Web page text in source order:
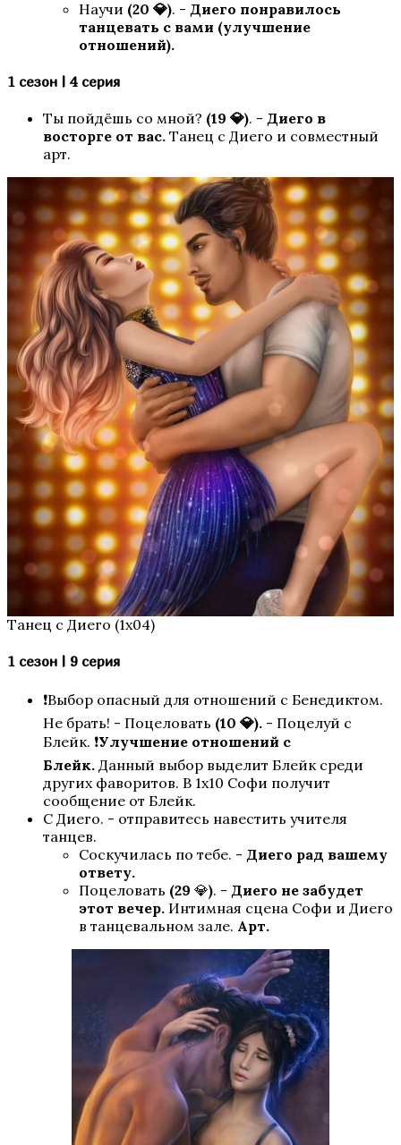
И поглотит нас морок
Секрет Небес — Реквием
Разбитое сердце Астреи
Бездушная
Эдемов Сад
Научи (20 💎). - Диего понравилось
танцевать с вами (улучшение
отношений).
1 сезон | 4 серия
Ты пойдёшь со мной? (19 💎). - Диего в
восторге от вас. Танец с Диего и совместный
арт.
Танец с Диего (1х04)
1 сезон | 9 серия
❗Выбор опасный для отношений с Бенедиктом.
Не брать! - Поцеловать (10 💎). - Поцелуй с
Блейк. ❗Улучшение отношений с
Блейк. Данный выбор выделит Блейк среди
других фаворитов. В 1х10 Софи получит
сообщение от Блейк.
С Диего. - отправитесь навестить учителя
танцев.
Соскучилась по тебе. - Диего рад вашему
ответу.
Поцеловать (29 💎). - Диего не забудет
этот вечер. Интимная сцена Софи и Диего
в танцевальном зале. Арт.